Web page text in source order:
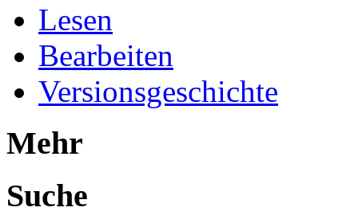
Lesen
Bearbeiten
Versionsgeschichte
Mehr
Suche